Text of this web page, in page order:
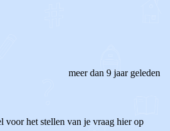
meer dan 9 jaar geleden
voor het stellen van je vraag hier op